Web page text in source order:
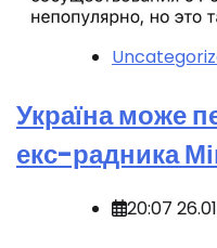
Україна може
екс-радника
20:07